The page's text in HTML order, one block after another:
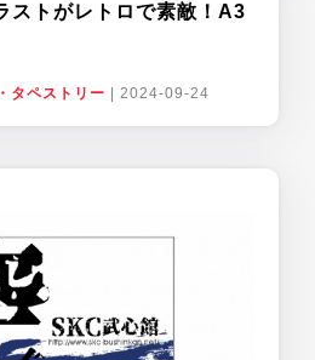
ストがレトロで素敵！A3
タペストリー 2024-09-24